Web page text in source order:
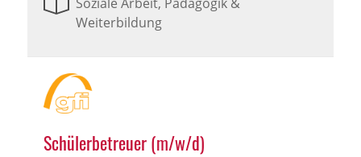
Weiterbildung
Schülerbetreuer (m/w/d)